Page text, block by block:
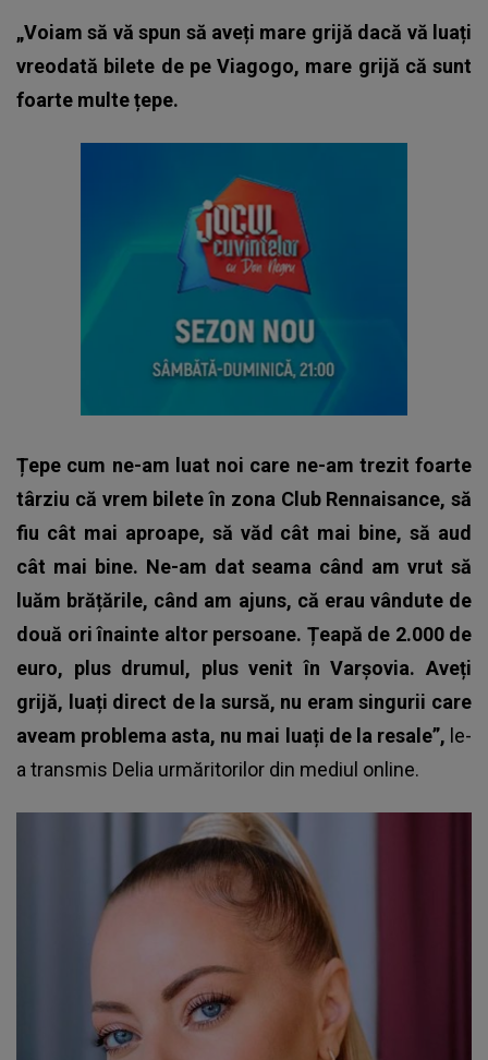
„Voiam să vă spun să aveți mare grijă dacă vă luați
vreodată bilete de pe Viagogo, mare grijă că sunt
foarte multe țepe.
Țepe cum ne-am luat noi care ne-am trezit foarte
târziu că vrem bilete în zona Club Rennaisance, să
fiu cât mai aproape, să văd cât mai bine, să aud
cât mai bine. Ne-am dat seama când am vrut să
luăm brățările, când am ajuns, că erau vândute de
două ori înainte altor persoane. Țeapă de 2.000 de
euro, plus drumul, plus venit în Varșovia. Aveți
grijă, luați direct de la sursă, nu eram singurii care
aveam problema asta, nu mai luați de la resale”, le-
a transmis Delia urmăritorilor din mediul online.